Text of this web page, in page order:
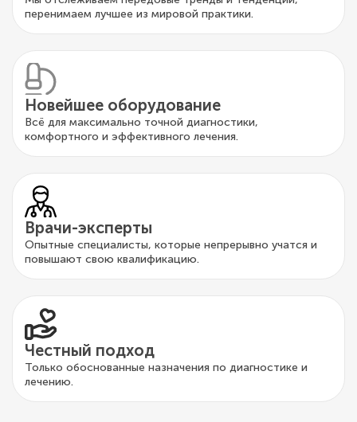
перенимаем лучшее из мировой практики.
Новейшее оборудование
Всё для максимально точной диагностики,
комфортного и эффективного лечения.
Врачи-эксперты
Опытные специалисты, которые непрерывно учатся и
повышают свою квалификацию.
Честный подход
Только обоснованные назначения по диагностике и
лечению.